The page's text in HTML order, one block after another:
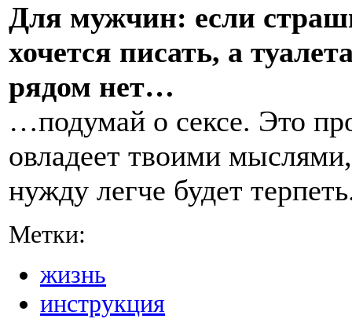
Для мужчин: если
хочется писать, а
рядом нет…
…подумай о сексе. Это
овладеет твоими
нужду легче будет
Метки:
жизнь
инструкция